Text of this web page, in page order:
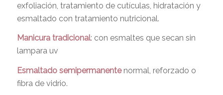
exfoliación, tratamiento de cutículas, hidratación y
esmaltado con tratamiento nutricional.
Manicura tradicional: con esmaltes que secan sin
lampara uv
Esmaltado semipermanentenormal, reforzado o
fibra de vidrio.